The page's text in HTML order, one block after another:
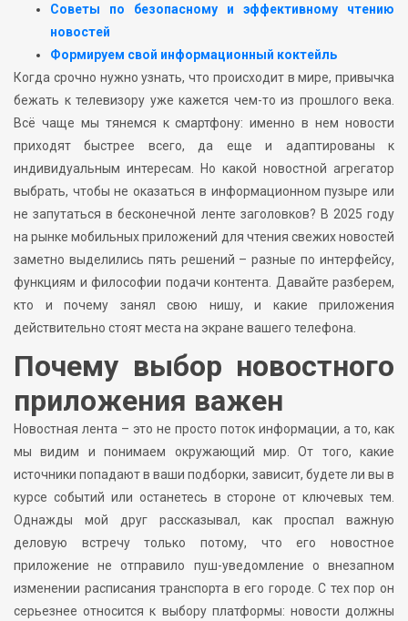
Советы по безопасному и эффективному чтению
новостей
Формируем свой информационный коктейль
Когда срочно нужно узнать, что происходит в мире, привычка
бежать к телевизору уже кажется чем-то из прошлого века.
Всё чаще мы тянемся к смартфону: именно в нем новости
приходят быстрее всего, да еще и адаптированы к
индивидуальным интересам. Но какой новостной агрегатор
выбрать, чтобы не оказаться в информационном пузыре или
не запутаться в бесконечной ленте заголовков? В 2025 году
на рынке мобильных приложений для чтения свежих новостей
заметно выделились пять решений – разные по интерфейсу,
функциям и философии подачи контента. Давайте разберем,
кто и почему занял свою нишу, и какие приложения
действительно стоят места на экране вашего телефона.
Почему выбор новостного
приложения важен
Новостная лента – это не просто поток информации, а то, как
мы видим и понимаем окружающий мир. От того, какие
источники попадают в ваши подборки, зависит, будете ли вы в
курсе событий или останетесь в стороне от ключевых тем.
Однажды мой друг рассказывал, как проспал важную
деловую встречу только потому, что его новостное
приложение не отправило пуш-уведомление о внезапном
изменении расписания транспорта в его городе. С тех пор он
серьезнее относится к выбору платформы: новости должны